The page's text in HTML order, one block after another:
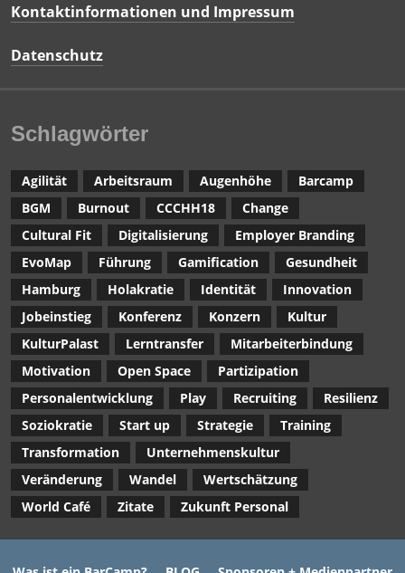
Kontaktinformationen und Impressum
Datenschutz
Schlagwörter
Agilität Arbeitsraum Augenhöhe
Barcamp
BGM
Burnout CCCHH18
Change
Cultural Fit
Digitalisierung
Employer Branding
EvoMap
Führung Gamification
Gesundheit
Hamburg
Holakratie Identität
Innovation
Jobeinstieg
Konferenz Konzern
Kultur
KulturPalast
Lerntransfer
Mitarbeiterbindung
Motivation
Open Space
Partizipation
Personalentwicklung
Play Recruiting
Resilienz
Soziokratie
Start up Strategie
Training
Transformation
Unternehmenskultur
Veränderung
Wandel
Wertschätzung
World Café
Zitate Zukunft Personal